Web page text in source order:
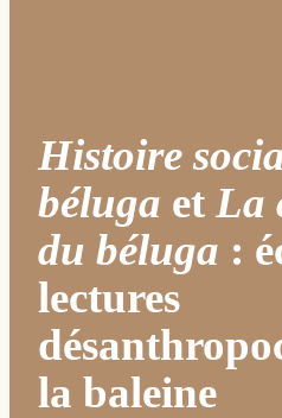
Histoire
béluga et La
du béluga :
lectures
la baleine